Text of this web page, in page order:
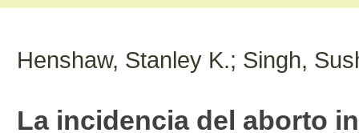
Henshaw, Stanley K.; Singh,
La incidencia del aborto